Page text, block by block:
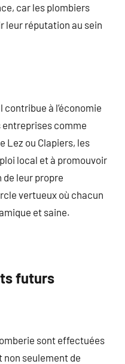
car les plombiers
leur réputation au sein
à l’économie
entreprises comme
Lez ou Clapiers, les
local et à promouvoir
de leur propre
vertueux où chacun
et saine.
futurs
sont effectuées
seulement de